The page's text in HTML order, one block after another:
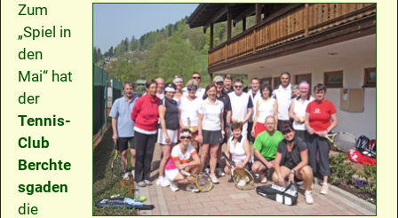
Zum
„Spiel in
den
Mai“ hat
der
Tennis-
Club
Berchte
sgaden
die